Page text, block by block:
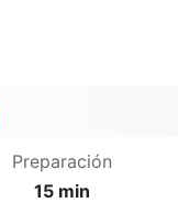
Preparación
15 min